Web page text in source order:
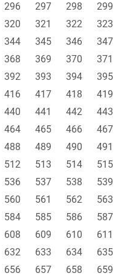
296 297 298 299
320 321 322 323
344 345 346 347
368 369 370 371
392 393 394 395
416 417 418 419
440 441 442 443
464 465 466 467
488 489 490 491
512 513 514 515
536 537 538 539
560 561 562 563
584 585 586 587
608 609 610 611
632 633 634 635
656 657 658 659